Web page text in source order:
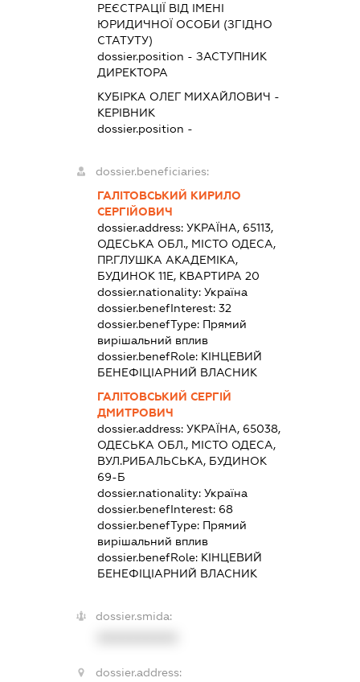
РЕЄСТРАЦІЇ ВІД ІМЕНІ
ЮРИДИЧНОЇ ОСОБИ (ЗГІДНО
СТАТУТУ)
dossier.position - ЗАСТУПНИК
ДИРЕКТОРА
КУБІРКА ОЛЕГ МИХАЙЛОВИЧ -
КЕРІВНИК
dossier.position -
dossier.beneficiaries:
ГАЛІТОВСЬКИЙ КИРИЛО
СЕРГІЙОВИЧ
dossier.address:УКРАЇНА, 65113,
ОДЕСЬКА ОБЛ., МІСТО ОДЕСА,
ПР.ГЛУШКА АКАДЕМІКА,
БУДИНОК 11Е, КВАРТИРА 20
dossier.nationality:Україна
dossier.benefInterest:32
dossier.benefType: Прямий
вирішальний вплив
dossier.benefRole: КІНЦЕВИЙ
БЕНЕФІЦІАРНИЙ ВЛАСНИК
ГАЛІТОВСЬКИЙ СЕРГІЙ
ДМИТРОВИЧ
dossier.address:УКРАЇНА, 65038,
ОДЕСЬКА ОБЛ., МІСТО ОДЕСА,
ВУЛ.РИБАЛЬСЬКА, БУДИНОК
69-Б
dossier.nationality:Україна
dossier.benefInterest: 68
dossier.benefType: Прямий
вирішальний вплив
dossier.benefRole: КІНЦЕВИЙ
БЕНЕФІЦІАРНИЙ ВЛАСНИК
dossier.smida:
dossier.address: